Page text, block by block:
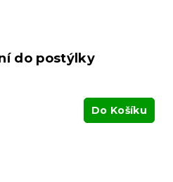
do postýlky
Do Košíku